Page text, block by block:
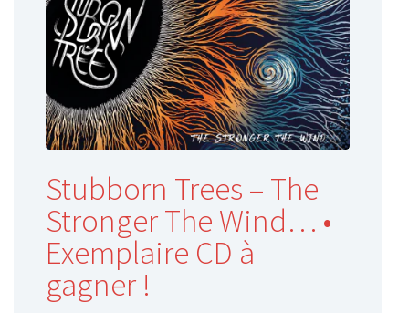
Stubborn Trees – The
Stronger The Wind… •
Exemplaire CD à
gagner !